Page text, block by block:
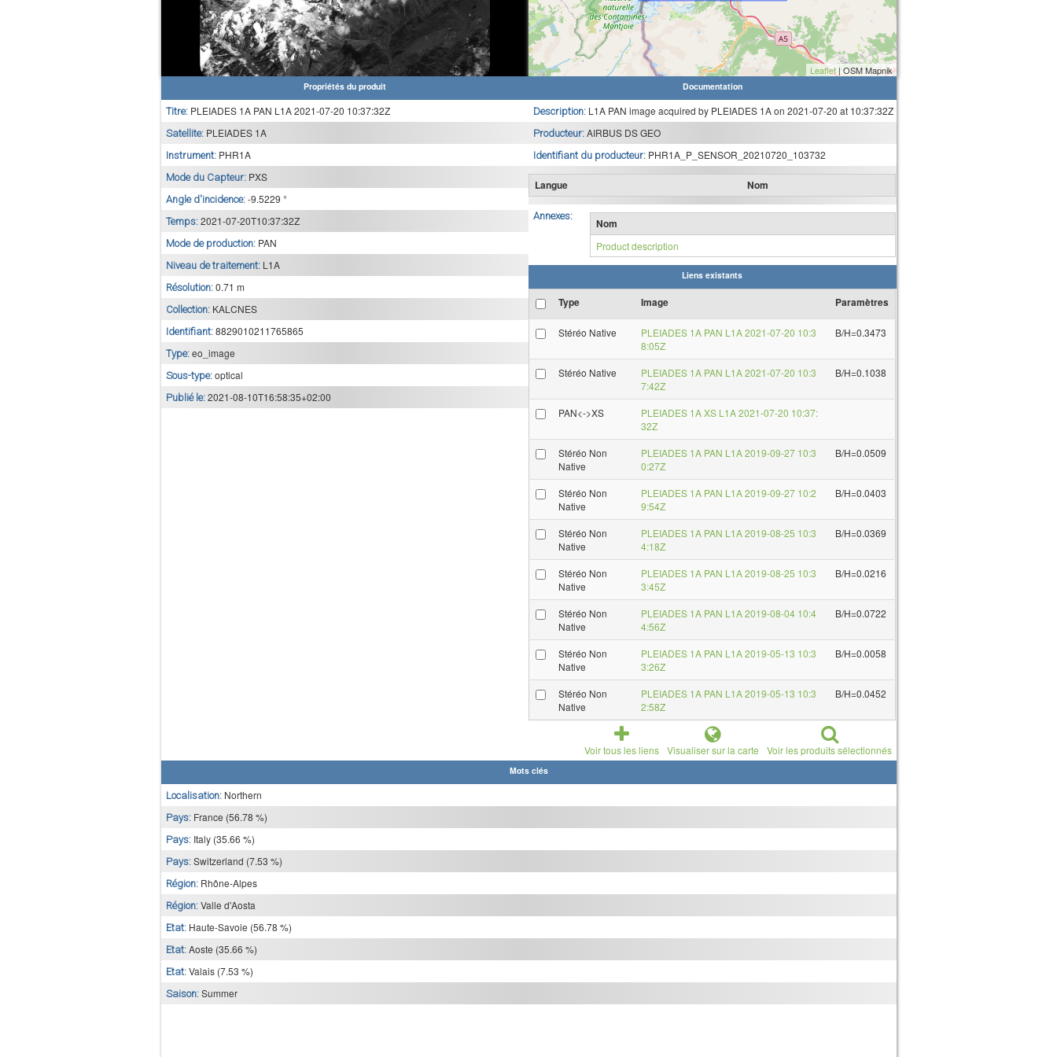
Leaflet| OSM Mapnik
Propriétés du produit
Titre: PLEIADES 1A PAN L1A 2021-07-20 10:37:32Z
Satellite: PLEIADES 1A
Instrument: PHR1A
Mode du Capteur: PXS
Angle d'incidence: -9.5229 °
Temps: 2021-07-20T10:37:32Z
Mode de production: PAN
Niveau de traitement: L1A
Résolution: 0.71 m
Collection: KALCNES
Identifiant: 8829010211765865
Type: eo_image
Sous-type: optical
Publié le: 2021-08-10T16:58:35+02:00
Documentation
Description: L1A PAN image acquired by PLEIADES 1A on 2021-07-20 at 10:37:32Z
Producteur: AIRBUS DS GEO
Identifiant du producteur: PHR1A_P_SENSOR_20210720_103732
Langue Nom
Annexes:
Nom
Product description
Liens existants
Type Image Paramètres
Stéréo Native
PLEIADES 1A PAN L1A 2021-07-20 10:3
8:05Z
B/H=0.3473
Stéréo Native
PLEIADES 1A PAN L1A 2021-07-20 10:3
7:42Z
B/H=0.1038
PAN<->XS
PLEIADES 1A XS L1A 2021-07-20 10:37:
32Z
Stéréo Non
Native
PLEIADES 1A PAN L1A 2019-09-27 10:3
0:27Z
B/H=0.0509
Stéréo Non
Native
PLEIADES 1A PAN L1A 2019-09-27 10:2
9:54Z
B/H=0.0403
Stéréo Non
Native
PLEIADES 1A PAN L1A 2019-08-25 10:3
4:18Z
B/H=0.0369
Stéréo Non
Native
PLEIADES 1A PAN L1A 2019-08-25 10:3
3:45Z
B/H=0.0216
Stéréo Non
Native
PLEIADES 1A PAN L1A 2019-08-04 10:4
4:56Z
B/H=0.0722
Stéréo Non
Native
PLEIADES 1A PAN L1A 2019-05-13 10:3
3:26Z
B/H=0.0058
Stéréo Non
Native
PLEIADES 1A PAN L1A 2019-05-13 10:3
2:58Z
B/H=0.0452
Voir tous les liens Visualiser sur la carte Voir les produits sélectionnés
Mots clés
Localisation: Northern
Pays: France (56.78 %)
Pays: Italy (35.66 %)
Pays: Switzerland (7.53 %)
Région: Rhône-Alpes
Région: Valle d'Aosta
Etat: Haute-Savoie (56.78 %)
Etat: Aoste (35.66 %)
Etat: Valais (7.53 %)
Saison: Summer